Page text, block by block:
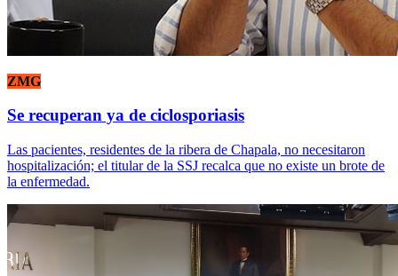
ZMG
Se recuperan ya de ciclosporiasis
Las pacientes, residentes de la ribera de Chapala, no necesitaron
hospitalización; el titular de la SSJ recalca que no existe un brote de
la enfermedad.